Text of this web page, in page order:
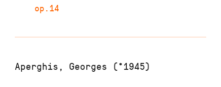
op.14
Aperghis, Georges (*1945)